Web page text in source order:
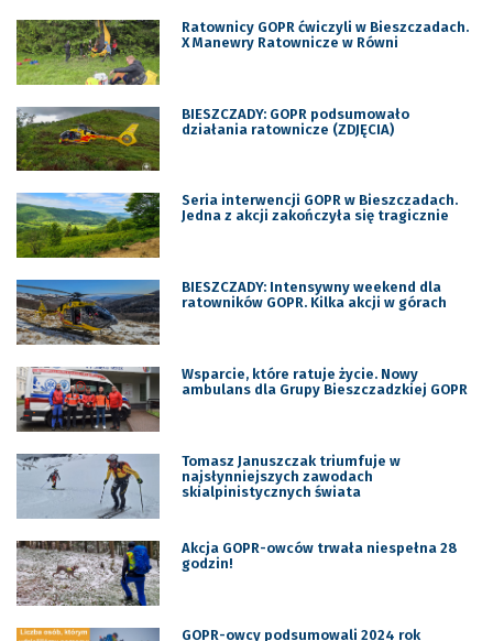
Ratownicy GOPR ćwiczyli w Bieszczadach.
X Manewry Ratownicze w Równi
BIESZCZADY: GOPR podsumowało
działania ratownicze (ZDJĘCIA)
Seria interwencji GOPR w Bieszczadach.
Jedna z akcji zakończyła się tragicznie
BIESZCZADY: Intensywny weekend dla
ratowników GOPR. Kilka akcji w górach
Wsparcie, które ratuje życie. Nowy
ambulans dla Grupy Bieszczadzkiej GOPR
Tomasz Januszczak triumfuje w
najsłynniejszych zawodach
skialpinistycznych świata
Akcja GOPR-owców trwała niespełna 28
godzin!
GOPR-owcy podsumowali 2024 rok